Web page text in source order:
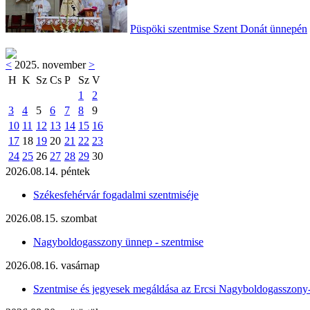
Püspöki szentmise Szent Donát ünnepén
< 2025. november>
H K Sz Cs P Sz V
1
2
3
4 5 6 7 8
9
10 11 12 13 14 15 16
17 18 19 20 21 22 23
24 25 26 27 28 29 30
2026.08.14. péntek
Székesfehérvár fogadalmi szentmiséje
2026.08.15. szombat
Nagyboldogasszony ünnep - szentmise
2026.08.16. vasárnap
Szentmise és jegyesek megáldása az Ercsi